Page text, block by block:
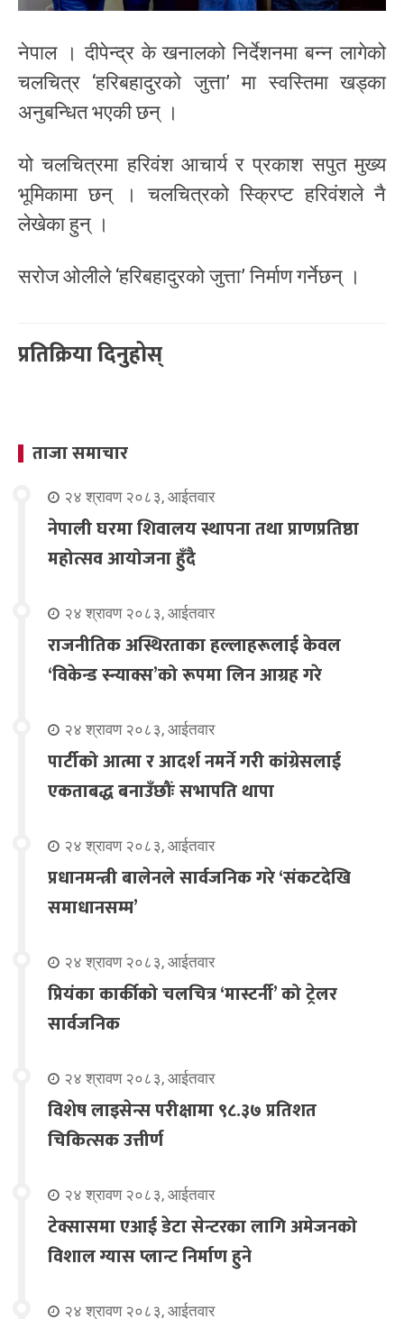
नेपाल । दीपेन्द्र के खनालको निर्देशनमा बन्न लागेको
चलचित्र ‘हरिबहादुरको जुत्ता’ मा स्वस्तिमा खड्का
अनुबन्धित भएकी छन् ।
यो चलचित्रमा हरिवंश आचार्य र प्रकाश सपुत मुख्य
भूमिकामा छन् । चलचित्रको स्क्रिप्ट हरिवंशले नै
लेखेका हुन् ।
सरोज ओलीले ‘हरिबहादुरको जुत्ता’ निर्माण गर्नेछन् ।
प्रतिक्रिया दिनुहोस्
ताजा समाचार
२४ श्रावण २०८३, आईतवार
नेपाली घरमा शिवालय स्थापना तथा प्राणप्रतिष्ठा
महोत्सव आयोजना हुँदै
२४ श्रावण २०८३, आईतवार
राजनीतिक अस्थिरताका हल्लाहरूलाई केवल
‘विकेन्ड स्न्याक्स’को रूपमा लिन आग्रह गरे
२४ श्रावण २०८३, आईतवार
पार्टीको आत्मा र आदर्श नमर्ने गरी कांग्रेसलाई
एकताबद्ध बनाउँछौंः सभापति थापा
२४ श्रावण २०८३, आईतवार
प्रधानमन्त्री बालेनले सार्वजनिक गरे ‘संकटदेखि
समाधानसम्म’
२४ श्रावण २०८३, आईतवार
प्रियंका कार्कीको चलचित्र ‘मास्टर्नी’ को ट्रेलर
सार्वजनिक
२४ श्रावण २०८३, आईतवार
विशेष लाइसेन्स परीक्षामा ९८.३७ प्रतिशत
चिकित्सक उत्तीर्ण
२४ श्रावण २०८३, आईतवार
टेक्सासमा एआई डेटा सेन्टरका लागि अमेजनको
विशाल ग्यास प्लान्ट निर्माण हुने
२४ श्रावण २०८३, आईतवार